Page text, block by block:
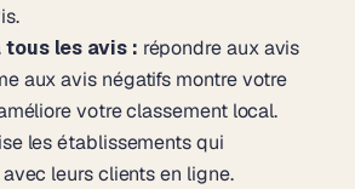
tous les avis : répondre aux avis
aux avis négatifs montre votre
votre classement local.
les établissements qui
leurs clients en ligne.